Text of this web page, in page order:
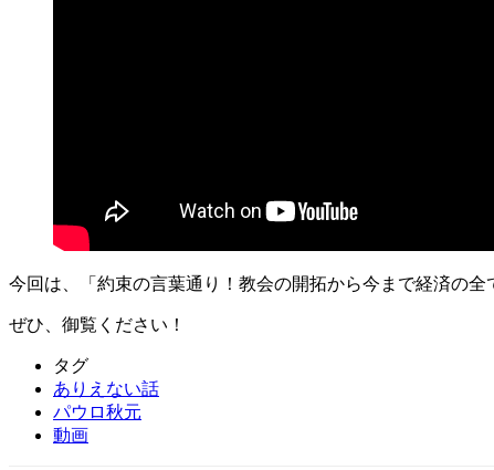
今回は、「約束の言葉通り！教会の開拓から今まで経済の全
ぜひ、御覧ください！
タグ
ありえない話
パウロ秋元
動画